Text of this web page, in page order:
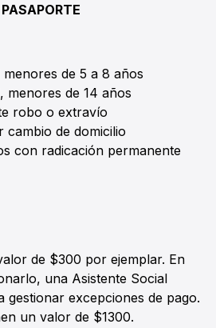
de 5 a 8 años
menores de 14 años
robo o extravío
cambio de domicilio
con radicación permanente
de $300 por ejemplar. En
una Asistente Social
gestionar excepciones de pago.
un valor de $1300.